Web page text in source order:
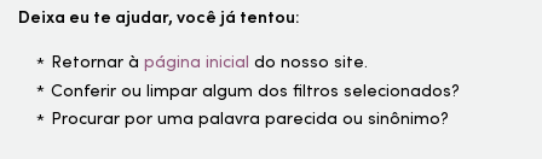
Deixa eu te ajudar, você já tentou:
Retornar àpágina inicial do nosso site.
Conferir ou limpar algum dos filtros selecionados?
Procurar por uma palavra parecida ou sinônimo?